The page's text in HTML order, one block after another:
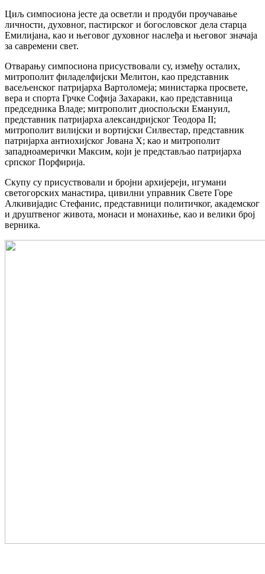
Циљ симпосиона јесте да осветли и продуби проучавање
личности, духовног, пастирског и богословског дела старца
Емилијана, као и његовог духовног наслеђа и његовог значаја
за савремени свет.
Отварању симпосиона присуствовали су, између осталих,
митрополит филаделфијски Мелитон, као представник
васељенског патријарха Вартоломеја; министарка просвете,
вера и спорта Грчке Софија Захараки, као представница
председника Владе; митрополит диоспољски Емануил,
представник патријарха александријског Теодора II;
митрополит вилијски и вортијски Силвестар, представник
патријарха антиохијског Јована X; као и митрополит
западноамерички Максим, који је представљао патријарха
српског Порфирија.
Скупу су присуствовали и бројни архијереји, игумани
светогорских манастира, цивилни управник Свете Горе
Алкивијадис Стефанис, представници политичког, академског
и друштвеног живота, монаси и монахиње, као и велики број
верника.